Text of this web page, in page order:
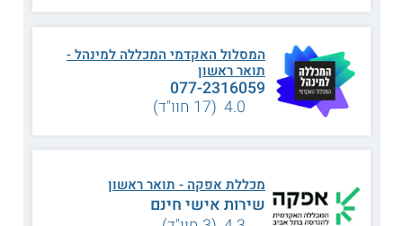
מלבד לכך, מאז שבירת המונופול שהיה מצוי בידי
האוניברסיטאות גם תנאי הקבלה ללימודי התואר ירדו באופן
משמעותי. רוב המכללות והאוניברסיטאות דורשות ציוני בחינה
פסיכומטרית בשילוב עם ציוני בחינת הבגרות, אולם,
קיימות
אוניברסיטאות
שמקבלות לשורותיהם גם
סטודנטים החסרים בציון של הבחינה הפסיכומטרית.
מהו שכר הלימוד?
מחירו של תואר ראשון באוניברסיטה או המכללה ציבורית ינוע
המסלול האקדמי המכללה למינהל -
תואר ראשון
077-2316059
4.0 (17 חוו"ד)
מכללת אפקה - תואר ראשון
שירות אישי חינם